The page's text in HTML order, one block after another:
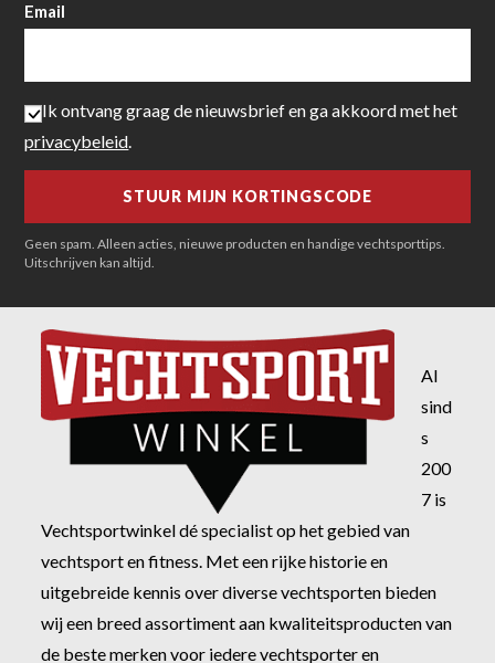
Email
Ik ontvang graag de nieuwsbrief en ga akkoord met het
privacybeleid.
Geen spam. Alleen acties, nieuwe producten en handige vechtsporttips.
Uitschrijven kan altijd.
Al
sind
s
200
7 is
Vechtsportwinkel dé specialist op het gebied van
vechtsport en fitness. Met een rijke historie en
uitgebreide kennis over diverse vechtsporten bieden
wij een breed assortiment aan kwaliteitsproducten van
de beste merken voor iedere vechtsporter en